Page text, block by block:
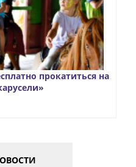
прокатиться на